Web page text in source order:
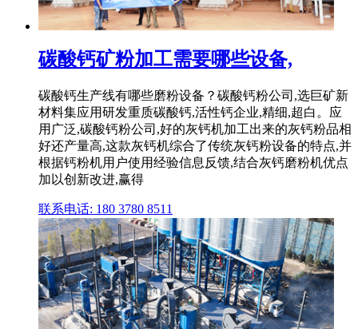
碳酸钙矿粉加工需要哪些设备,
碳酸钙生产线有哪些磨粉设备？碳酸钙粉公司,选巨矿新
材料集应用研发重质碳酸钙,活性钙企业,精细,超白。应
用广泛,碳酸钙粉公司,好的灰钙机加工出来的灰钙粉品相
好还产量高,这款灰钙机综合了传统灰钙粉设备的特点,并
根据钙粉机用户使用经验信息反馈,结合灰钙磨粉机优点
加以创新改进,赢得
联系电话: 180 3780 8511